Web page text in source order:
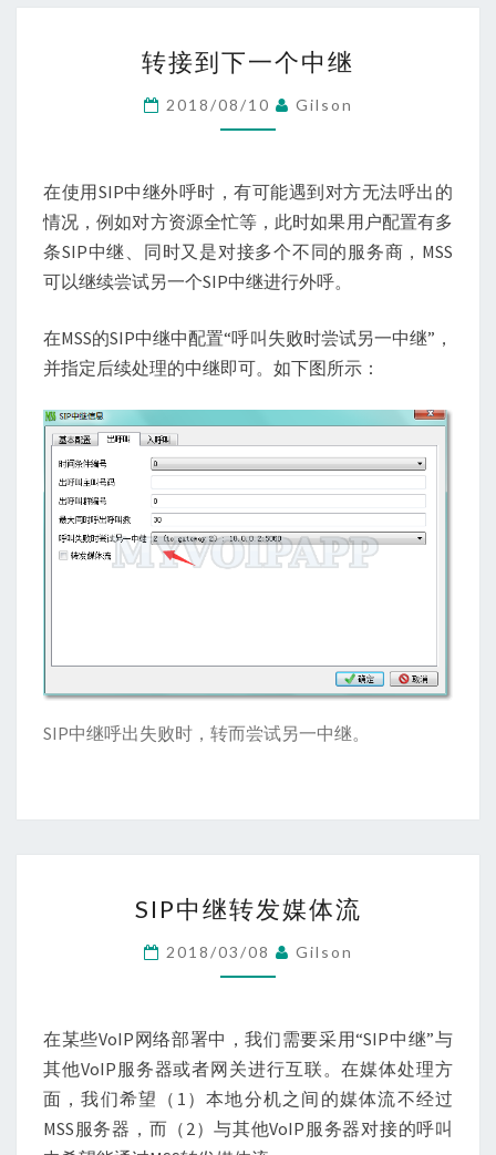
接
到
下
个
中
继
转接到下一个中继
2018/08/10 Gilson
在使用SIP中继外呼时，有可能遇到对方无法呼出的
情况，例如对方资源全忙等，此时如果用户配置有多
条SIP中继、同时又是对接多个不同的服务商，MSS
可以继续尝试另一个SIP中继进行外呼。
在MSS的SIP中继中配置“呼叫失败时尝试另一中继”，
并指定后续处理的中继即可。如下图所示：
SIP中继呼出失败时，转而尝试另一中继。
中
继
转
媒
体
流
SIP中继转发媒体流
2018/03/08 Gilson
在某些VoIP网络部署中，我们需要采用“SIP中继”与
其他VoIP服务器或者网关进行互联。在媒体处理方
面，我们希望（1）本地分机之间的媒体流不经过
MSS服务器，而（2）与其他VoIP服务器对接的呼叫